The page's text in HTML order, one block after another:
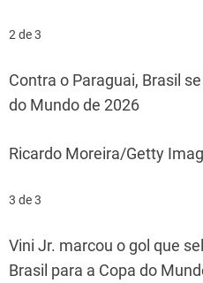
2 de 3
Contra o Paraguai, Brasil
do Mundo de 2026
Ricardo Moreira/Getty
3 de 3
Vini Jr. marcou o gol que
Brasil para a Copa do